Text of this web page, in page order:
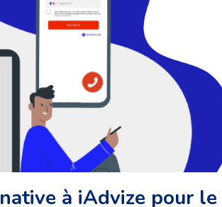
à iAdvize pour le